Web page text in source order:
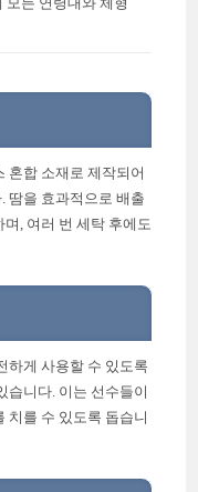
혼합 소재로 제작되어
땀을 효과적으로 배출
, 여러 번 세탁 후에도
하게 사용할 수 있도록
습니다. 이는 선수들이
치를 수 있도록 돕습니